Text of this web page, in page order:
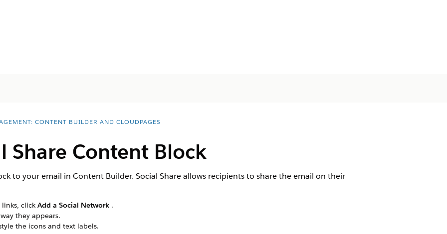
CONTENT BUILDER AND CLOUDPAGES
Share Content Block
to your email in Content Builder. Social Share allows recipients to share the email on their
click Add a Social Network.
they appears.
the icons and text labels.